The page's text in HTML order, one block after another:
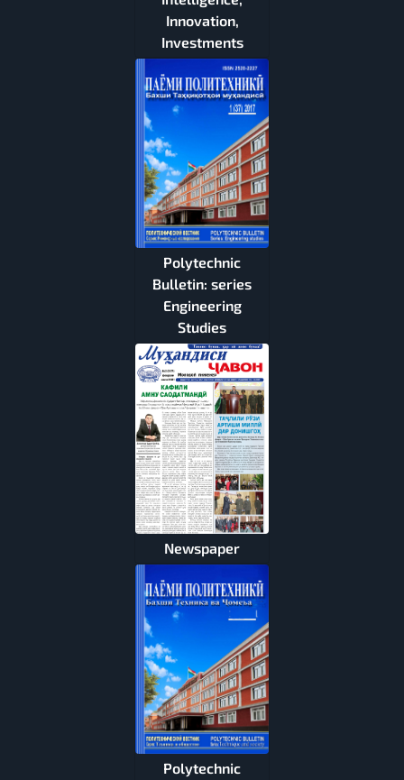
Innovation,
Investments
Polytechnic
Bulletin: series
Engineering
Studies
Newspaper
Polytechnic